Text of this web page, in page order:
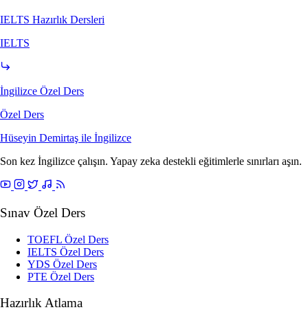
IELTS Hazırlık Dersleri
IELTS
İngilizce Özel Ders
Özel Ders
Hüseyin Demirtaş ile İngilizce
Son kez İngilizce çalışın. Yapay zeka destekli eğitimlerle sınırları aşın.
Sınav Özel Ders
TOEFL Özel Ders
IELTS Özel Ders
YDS Özel Ders
PTE Özel Ders
Hazırlık Atlama